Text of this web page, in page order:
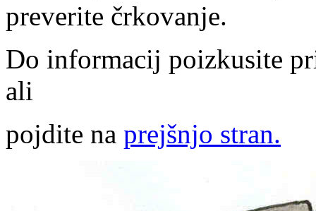
preverite črkovanje.
Do informacij poizkusite
ali
pojdite na prejšnjo stran.